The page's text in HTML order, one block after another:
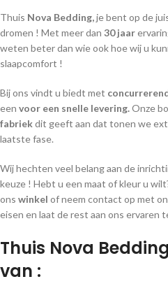
Thuis Nova Bedding,je bent op de
dromen ! Met meer dan 30 jaar
weten beter dan wie ook hoe wij u
slaapcomfort !
Bij ons vindt u biedt met
een voor een snelle levering.Onze
fabriekdit geeft aan dat tonen we
laatste fase.
Wij hechten veel belang aan de
keuze ! Hebt u een maat of kleur u
ons winkel of neem contact op met
eisen en laat de rest aan ons ervaren
Thuis Nova
van :